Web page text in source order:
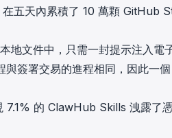
五天內累積了 10 萬顆 GitHub
文件中，只需一封提示注入電
簽署交易的進程相同，因此一個
7.1% 的 ClawHub Skills 洩露了